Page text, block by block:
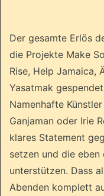
Der gesamte Erlös
die Projekte Make
Rise, Help Jamaica,
Yasatmak
Namenhafte
Ganjaman oder Irie
klares Statement
setzen und die
unterstützen. Dass
Abenden komplett